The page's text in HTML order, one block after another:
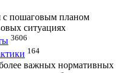
с пошаговым планом
ситуациях
3606
164
важных нормативных